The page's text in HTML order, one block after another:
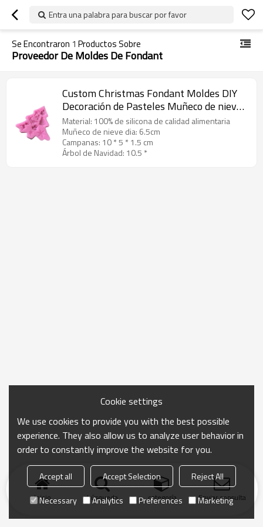
Entra una palabra para buscar por favor
Se Encontraron 1 Productos Sobre
Proveedor De Moldes De Fondant
Custom Christmas Fondant Moldes DIY
Decoración de Pasteles Muñeco de nieve
Campanas Árbol de Navidad de Silicona
Azúcar artesanía Moldes FÁBRICA
Material: 100% de silicona de calidad alimentaria
Muñeco de nieve dia: 6.5cm
Campanas: 10 * 5 * 1.5 cm
Árbol de Navidad: 10.5 *
Inicio búsqueda categoría Enviar consulta
Cookie settings
We use cookies to provide you with the best possible
experience. They also allow us to analyze user behavior in
order to constantly improve the website for you.
Accept all Accept Selection
Reject All
Necessary
Analytics Preferences Marketing